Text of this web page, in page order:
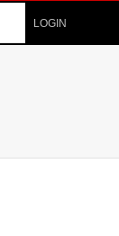
LOGIN